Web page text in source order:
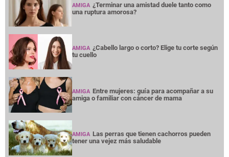
AMIGA ¿Terminar una amistad duele tanto como
una ruptura amorosa?
AMIGA ¿Cabello largo o corto? Elige tu corte según
tu cuello
AMIGA Entre mujeres: guía para acompañar a su
amiga o familiar con cáncer de mama
AMIGA Las perras que tienen cachorros pueden
tener una vejez más saludable